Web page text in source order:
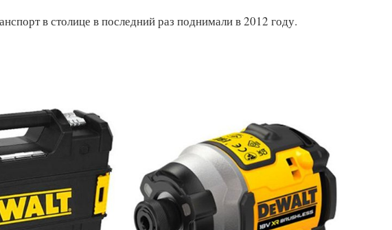
в столице в последний раз поднимали в 2012 году.